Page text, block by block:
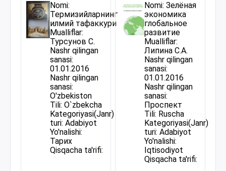
Nomi:
Термизийларнинг
илмий тафаккури
Mualliflar:
Турсунов С.
Nashr qilingan
sanasi:
01.01.2016
Nashr qilingan
sanasi:
O'zbekiston
Tili: O`zbekcha
Kategoriyasi(Janr)
turi: Adabiyot
Yo'nalishi:
Тарих
Qisqacha ta'rifi:
Nomi: Зелёная
экономика
глобальное
развитие
Mualliflar:
Липина С.А.
Nashr qilingan
sanasi:
01.01.2016
Nashr qilingan
sanasi:
Проспект
Tili: Ruscha
Kategoriyasi(Janr)
turi: Adabiyot
Yo'nalishi:
Iqtisodiyot
Qisqacha ta'rifi: